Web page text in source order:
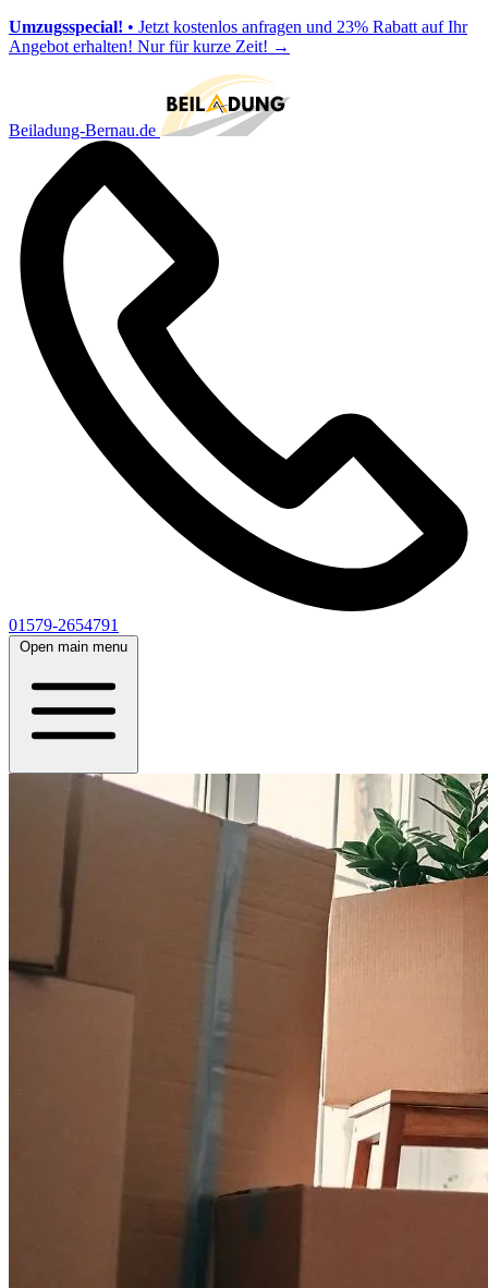
Umzugsspecial! • Jetzt kostenlos anfragen und 23% Rabatt auf Ihr
Angebot erhalten! Nur für kurze Zeit! →
Beiladung-Bernau.de
01579-2654791
Open main menu